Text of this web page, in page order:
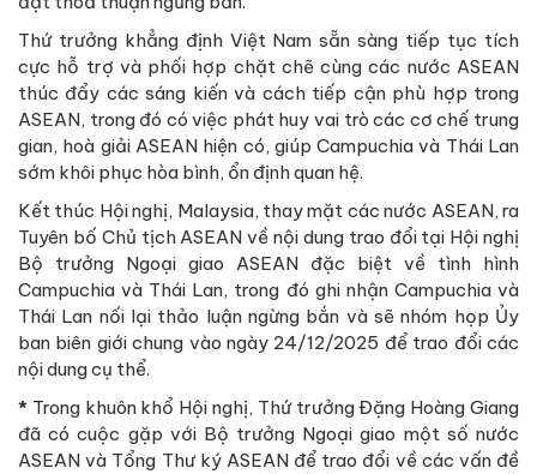
Thứ trưởng khẳng định Việt Nam sẵn sàng tiếp tục tích
cực hỗ trợ và phối hợp chặt chẽ cùng các nước ASEAN
thúc đẩy các sáng kiến và cách tiếp cận phù hợp trong
ASEAN, trong đó có việc phát huy vai trò các cơ chế trung
gian, hoà giải ASEAN hiện có, giúp Campuchia và Thái Lan
sớm khôi phục hòa bình, ổn định quan hệ.
Kết thúc Hội nghị, Malaysia, thay mặt các nước ASEAN, ra
Tuyên bố Chủ tịch ASEAN về nội dung trao đổi tại Hội nghị
Bộ trưởng Ngoại giao ASEAN đặc biệt về tình hình
Campuchia và Thái Lan, trong đó ghi nhận Campuchia và
Thái Lan nối lại thảo luận ngừng bắn và sẽ nhóm họp Ủy
ban biên giới chung vào ngày 24/12/2025 để trao đổi các
nội dung cụ thể.
* Trong khuôn khổ Hội nghị, Thứ trưởng Đặng Hoàng Giang
đã có cuộc gặp với Bộ trưởng Ngoại giao một số nước
ASEAN và Tổng Thư ký ASEAN để trao đổi về các vấn đề